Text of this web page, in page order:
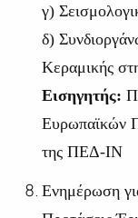
γ)
δ)
Κεραμικής
Εισηγητής:
Ευρωπαϊκών
της ΠΕΔ-ΙΝ
Ενημέρωση